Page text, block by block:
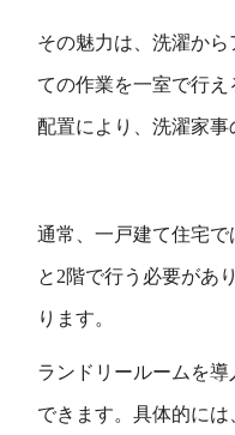
その魅力は、洗濯か
ての作業を一室で行
配置により、洗濯家事
通常、一戸建て住宅
と2階で行う必要があ
ります。
ランドリールームを
できます。具体的に